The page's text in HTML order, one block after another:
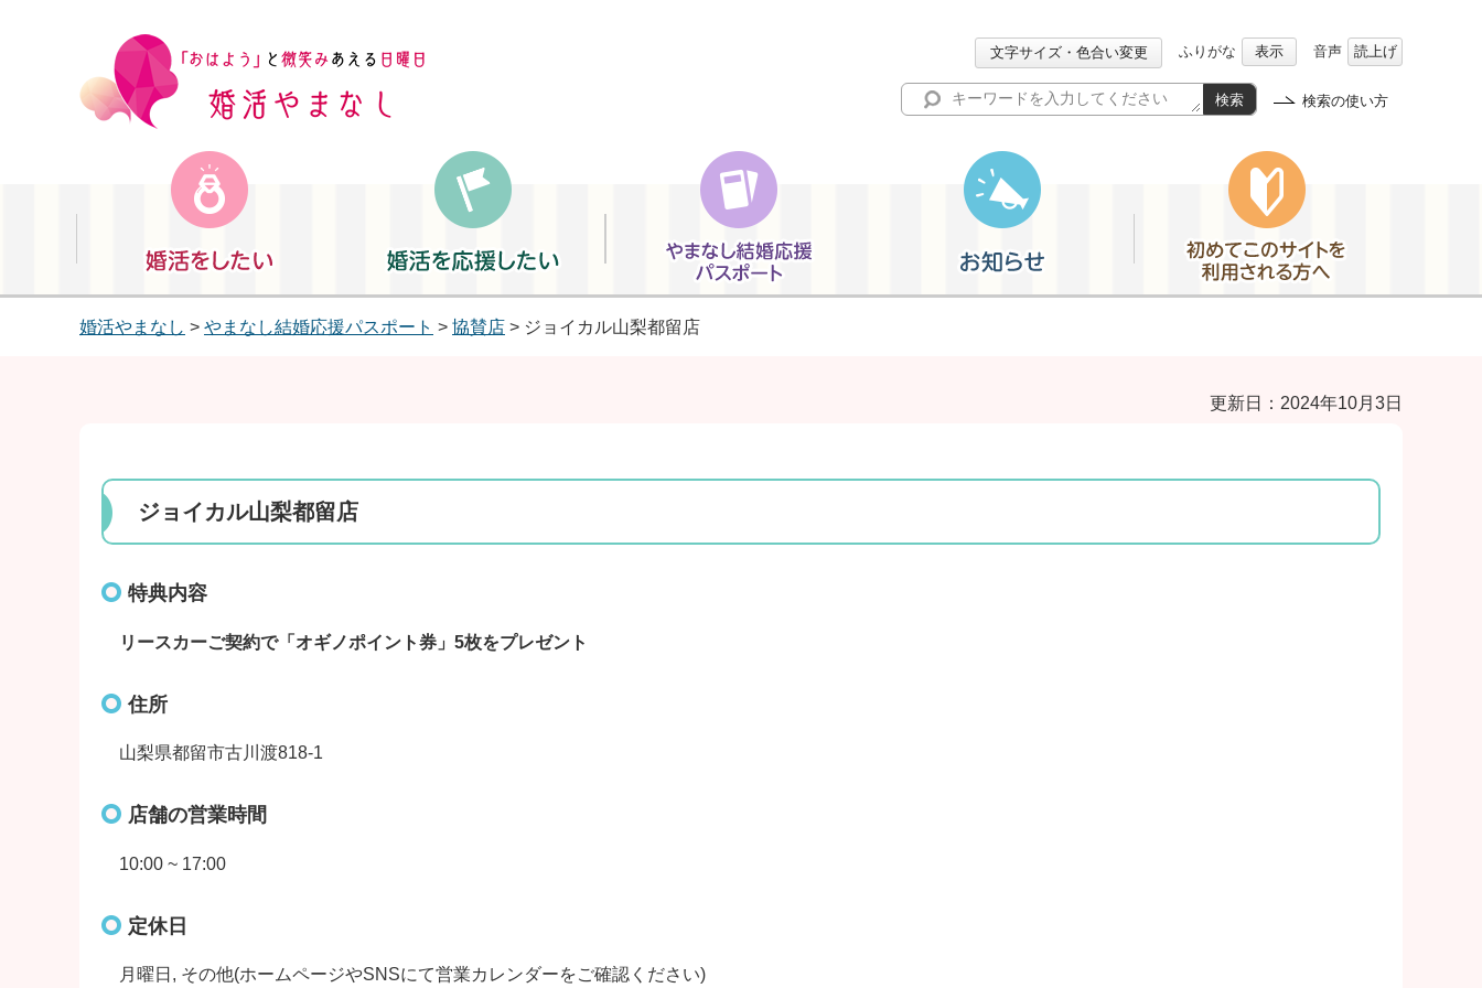
文字サイズ・色合い変更 ふりがな 表示 音声 読上げ
検索 検索の使い方
婚活をしたい 婚活を応援したい やまなし結婚応援パスポート 初めてこのサイトを利用される方へ
婚活やまなし > やまなし結婚応援パスポート > 協賛店 > ジョイカル山梨都留店
更新日：2024年10月3日
ジョイカル山梨都留店
特典内容
リースカーご契約で「オギノポイント券」5枚をプレゼント
住所
山梨県都留市古川渡818-1
店舗の営業時間
10:00 ~ 17:00
定休日
月曜日, その他(ホームページやSNSにて営業カレンダーをご確認ください)